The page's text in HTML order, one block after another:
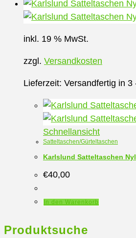
Produkt
weist
auf
der
werden
inkl. 19 % MwSt.
zzgl. Versandkosten
Lieferzeit: Versandfertig in 3
Schnellansicht
Satteltaschen/Gürteltaschen
Karlslund Satteltaschen
€40,00
In den Warenkorb
Produktsuche